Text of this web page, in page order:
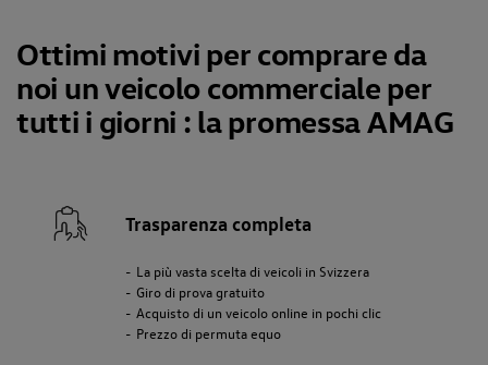
Ottimi motivi per comprare da
noi un veicolo commerciale per
tutti i giorni : la promessa AMAG
Trasparenza completa
La più vasta scelta di veicoli in Svizzera
Giro di prova gratuito
Acquisto di un veicolo online in pochi clic
Prezzo di permuta equo